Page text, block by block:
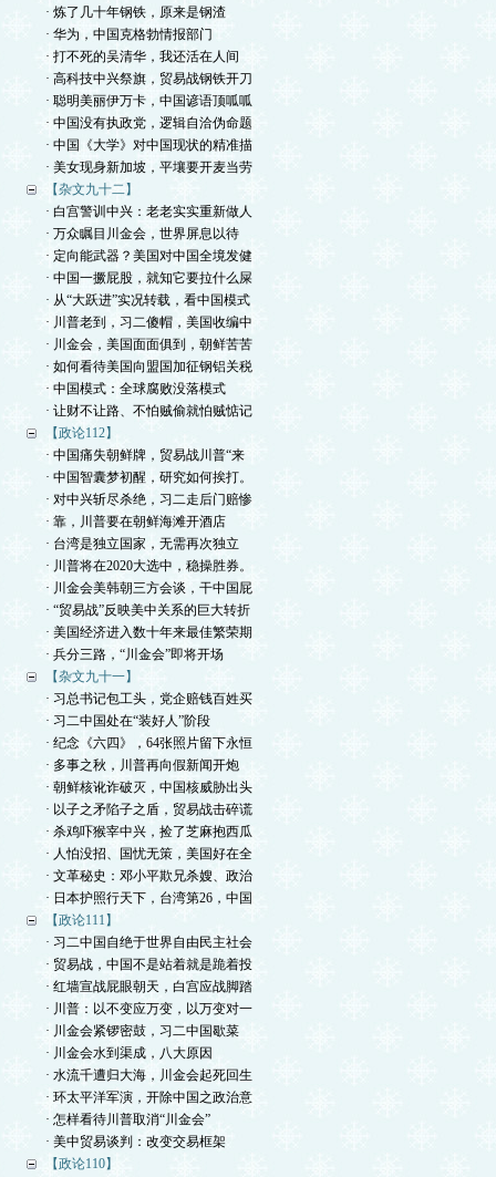
· 炼了几十年钢铁，原来是钢渣
· 华为，中国克格勃情报部门
· 打不死的吴清华，我还活在人间
· 高科技中兴祭旗，贸易战钢铁开刀
· 聪明美丽伊万卡，中国谚语顶呱呱
· 中国没有执政党，逻辑自洽伪命题
· 中国《大学》对中国现状的精准描
· 美女现身新加坡，平壤要开麦当劳
【杂文九十二】
· 白宫警训中兴：老老实实重新做人
· 万众瞩目川金会，世界屏息以待
· 定向能武器？美国对中国全境发健
· 中国一撅屁股，就知它要拉什么屎
· 从“大跃进”实况转载，看中国模式
· 川普老到，习二傻帽，美国收编中
· 川金会，美国面面俱到，朝鲜苦苦
· 如何看待美国向盟国加征钢铝关税
· 中国模式：全球腐败没落模式
· 让财不让路、不怕贼偷就怕贼惦记
【政论112】
· 中国痛失朝鲜牌，贸易战川普“来
· 中国智囊梦初醒，研究如何挨打。
· 对中兴斩尽杀绝，习二走后门赔惨
· 靠，川普要在朝鲜海滩开酒店
· 台湾是独立国家，无需再次独立
· 川普将在2020大选中，稳操胜券。
· 川金会美韩朝三方会谈，干中国屁
· “贸易战”反映美中关系的巨大转折
· 美国经济进入数十年来最佳繁荣期
· 兵分三路，“川金会”即将开场
【杂文九十一】
· 习总书记包工头，党企赔钱百姓买
· 习二中国处在“装好人”阶段
· 纪念《六四》，64张照片留下永恒
· 多事之秋，川普再向假新闻开炮
· 朝鲜核讹诈破灭，中国核威胁出头
· 以子之矛陷子之盾，贸易战击碎谎
· 杀鸡吓猴宰中兴，捡了芝麻抱西瓜
· 人怕没招、国忧无策，美国好在全
· 文革秘史：邓小平欺兄杀嫂、政治
· 日本护照行天下，台湾第26，中国
【政论111】
· 习二中国自绝于世界自由民主社会
· 贸易战，中国不是站着就是跪着投
· 红墙宣战屁眼朝天，白宫应战脚踏
· 川普：以不变应万变，以万变对一
· 川金会紧锣密鼓，习二中国歇菜
· 川金会水到渠成，八大原因
· 水流千遭归大海，川金会起死回生
· 环太平洋军演，开除中国之政治意
· 怎样看待川普取消“川金会”
· 美中贸易谈判：改变交易框架
【政论110】